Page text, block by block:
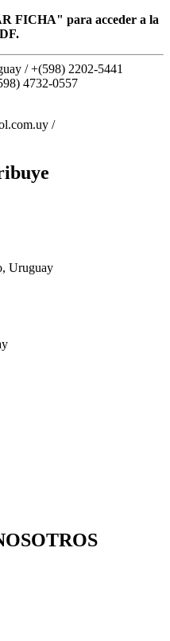
FICHA" para acceder a la
/+(598) 2202-5441
4732-0557
/
Uruguay